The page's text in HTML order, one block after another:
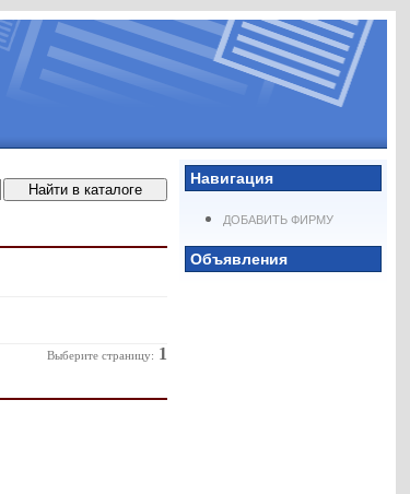
Навигация
ДОБАВИТЬ ФИРМУ
Объявления
Выберите страницу: 1